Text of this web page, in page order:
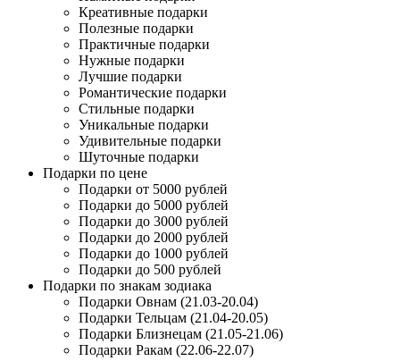
Креативные подарки
Полезные подарки
Практичные подарки
Нужные подарки
Лучшие подарки
Романтические подарки
Стильные подарки
Уникальные подарки
Удивительные подарки
Шуточные подарки
Подарки по цене
Подарки от 5000 рублей
Подарки до 5000 рублей
Подарки до 3000 рублей
Подарки до 2000 рублей
Подарки до 1000 рублей
Подарки до 500 рублей
Подарки по знакам зодиака
Подарки Овнам (21.03-20.04)
Подарки Тельцам (21.04-20.05)
Подарки Близнецам (21.05-21.06)
Подарки Ракам (22.06-22.07)